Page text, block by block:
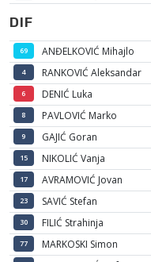
DIF
69 ANĐELKOVIĆ Mihajlo
4 RANKOVIĆ Aleksandar
6 DENIĆ Luka
8 PAVLOVIĆ Marko
9 GAJIĆ Goran
15 NIKOLIĆ Vanja
17 AVRAMOVIĆ Jovan
23 SAVIĆ Stefan
30 FILIĆ Strahinja
77 MARKOSKI Simon